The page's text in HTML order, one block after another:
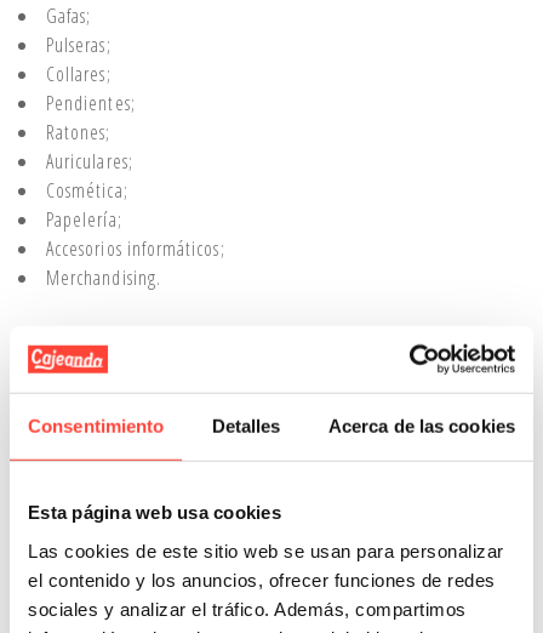
Consentimiento Detalles Acerca de las cookies
Esta página web usa cookies
Las cookies de este sitio web se usan para personalizar
el contenido y los anuncios, ofrecer funciones de redes
sociales y analizar el tráfico. Además, compartimos
Gafas;
Pulseras;
Collares;
Pendientes;
Ratones;
Auriculares;
Cosmética;
Papelería;
Accesorios informáticos;
Merchandising.
Detalles del producto
Trusted Shops Opiniones
PRODUCTOS RELACIONADOS
Anónima